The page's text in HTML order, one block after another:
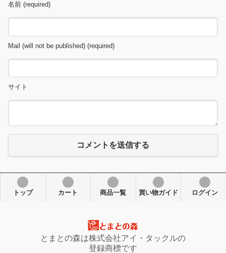
名前 (required)
Mail (will not be published) (required)
サイト
コメントを送信する
トップ カート 商品一覧 買い物ガイド ログイン
とまとの森は株式会社アイ・タックルの
登録商標です